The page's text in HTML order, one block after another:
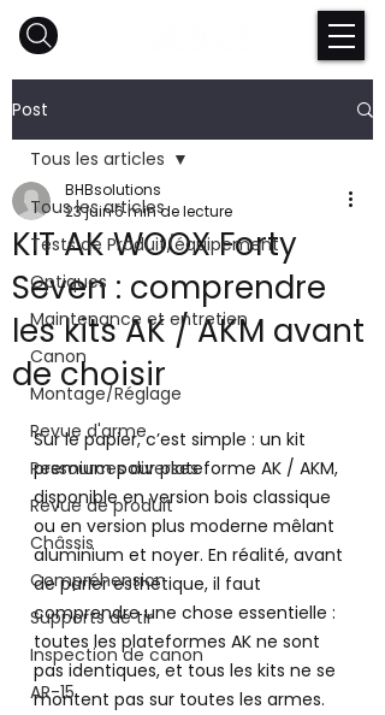
Post
Tous les articles
Tests de Produit/équipement
Optiques
Maintenance et entretien
Canon
Montage/Réglage
Revue d'arme
Ressources diverses
Revue de produit
Châssis
Compréhension
Supports de tir
Inspection de canon
AR-15
Tous les articles
KIT AK WOOX Forty
Seven : comprendre
les kits AK / AKM avant
de choisir
BHBsolutions
23 juin6 min de lecture
Sur le papier, c’est simple : un kit
premium pour plateforme AK / AKM,
disponible en version bois classique
ou en version plus moderne mêlant
aluminium et noyer. En réalité, avant
de parler esthétique, il faut
comprendre une chose essentielle :
toutes les plateformes AK ne sont
pas identiques, et tous les kits ne se
montent pas sur toutes les armes.